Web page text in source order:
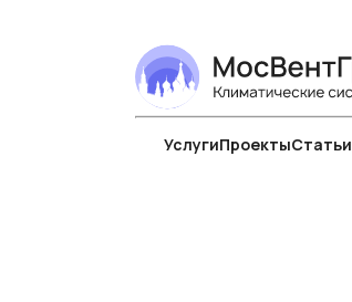
УслугиПроектыСтатьи